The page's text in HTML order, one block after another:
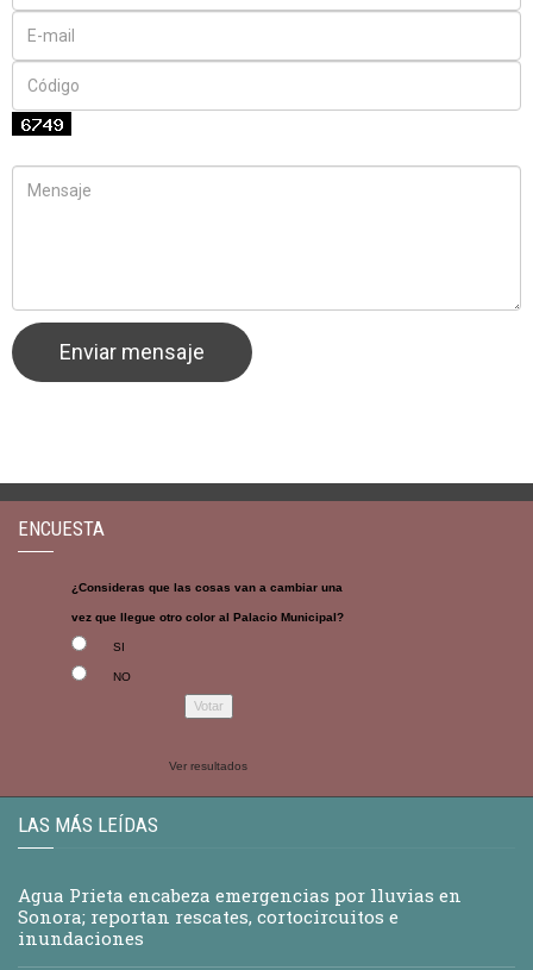
ENCUESTA
¿Consideras que las cosas van a cambiar una
vez que llegue otro color al Palacio Municipal?
SI
NO
Ver resultados
LAS MÁS LEÍDAS
Agua Prieta encabeza emergencias por lluvias en
Sonora; reportan rescates, cortocircuitos e
inundaciones